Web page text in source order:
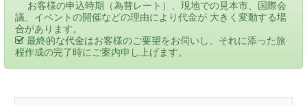
お客様の申込時期（為替レート）、現地での見本市、国際会
議、イベントの開催などの理由により代金が 大きく変動する場
合があります。
最終的な代金はお客様のご要望をお伺いし、それに添った旅
程作成の完了時にご案内申し上げます。